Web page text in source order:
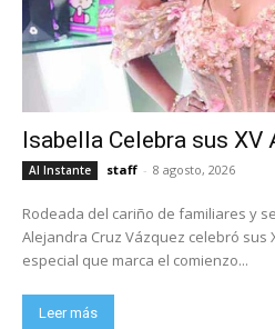
Isabella Celebra sus XV
Al Instante staff - 8 agosto, 2026
Rodeada del cariño de familiares y
Alejandra Cruz Vázquez celebró sus
especial que marca el comienzo...
Leer más